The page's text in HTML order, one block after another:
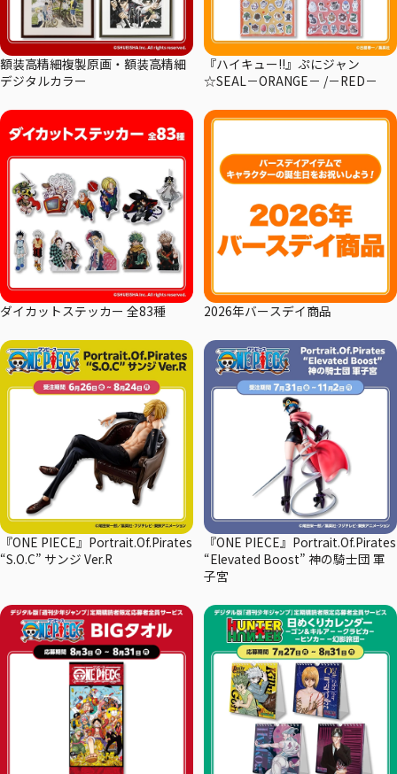
額装高精細複製原画・額装高精細
デジタルカラー
『ハイキュー!!』ぷにジャン
☆SEAL－ORANGE－ /－RED－
ダイカットステッカー 全83種 2026年バースデイ商品
『ONE PIECE』Portrait.Of.Pirates
“S.O.C” サンジ Ver.R
『ONE PIECE』Portrait.Of.Pirates
“Elevated Boost” 神の騎士団 軍
子宮